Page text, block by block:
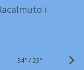
i
34° /23°